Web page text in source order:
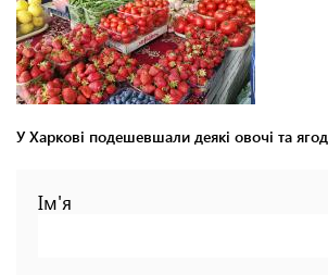
У Харкові подешевшали деякі овочі та
Ім'я